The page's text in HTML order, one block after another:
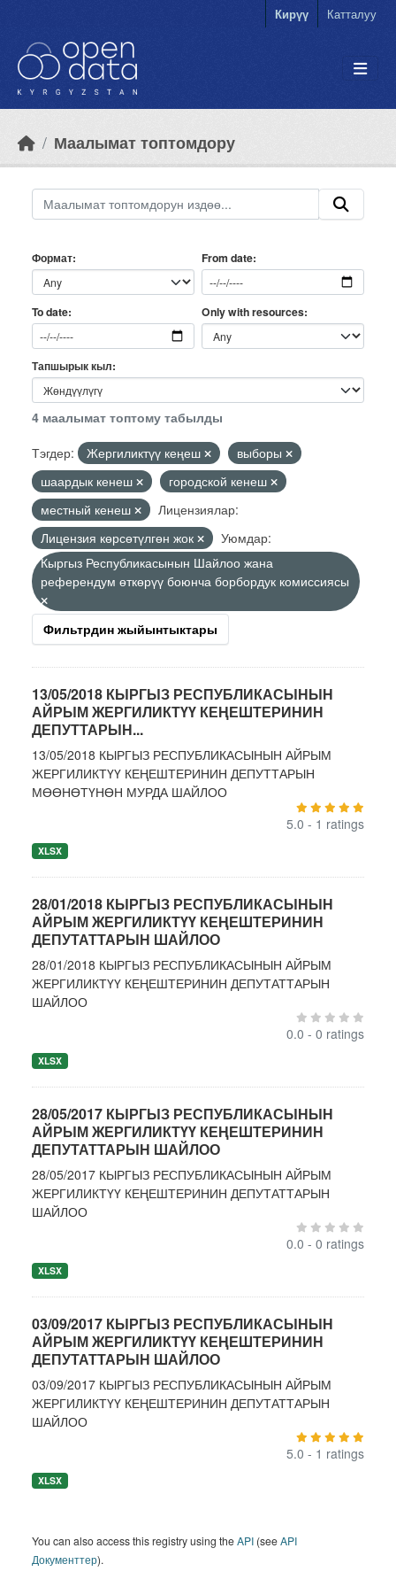
Кирүү Катталуу
Маалымат топтомдору
Формат From date
To date Only with resources
Тапшырык кыл
4 маалымат топтому табылды
Тэгдер:
Жергиликтүү кеңеш
выборы
шаардык кенеш
городской кенеш
местный кенеш
Лицензиялар:
Лицензия көрсөтүлгөн жок
Уюмдар:
Кыргыз Республикасынын Шайлоо жана
референдум өткөрүү боюнча борбордук комиссиясы
Фильтрдин жыйынтыктары
13/05/2018 КЫРГЫЗ РЕСПУБЛИКАСЫНЫН
АЙРЫМ ЖЕРГИЛИКТҮҮ КЕҢЕШТЕРИНИН
ДЕПУТТАРЫН...
13/05/2018 КЫРГЫЗ РЕСПУБЛИКАСЫНЫН АЙРЫМ
ЖЕРГИЛИКТҮҮ КЕҢЕШТЕРИНИН ДЕПУТТАРЫН
МӨӨНӨТҮНӨН МУРДА ШАЙЛОО
5.0 - 1 ratings
XLSX
28/01/2018 КЫРГЫЗ РЕСПУБЛИКАСЫНЫН
АЙРЫМ ЖЕРГИЛИКТҮҮ КЕҢЕШТЕРИНИН
ДЕПУТАТТАРЫН ШАЙЛОО
28/01/2018 КЫРГЫЗ РЕСПУБЛИКАСЫНЫН АЙРЫМ
ЖЕРГИЛИКТҮҮ КЕҢЕШТЕРИНИН ДЕПУТАТТАРЫН
ШАЙЛОО
0.0 - 0 ratings
XLSX
28/05/2017 КЫРГЫЗ РЕСПУБЛИКАСЫНЫН
АЙРЫМ ЖЕРГИЛИКТҮҮ КЕҢЕШТЕРИНИН
ДЕПУТАТТАРЫН ШАЙЛОО
28/05/2017 КЫРГЫЗ РЕСПУБЛИКАСЫНЫН АЙРЫМ
ЖЕРГИЛИКТҮҮ КЕҢЕШТЕРИНИН ДЕПУТАТТАРЫН
ШАЙЛОО
0.0 - 0 ratings
XLSX
03/09/2017 КЫРГЫЗ РЕСПУБЛИКАСЫНЫН
АЙРЫМ ЖЕРГИЛИКТҮҮ КЕҢЕШТЕРИНИН
ДЕПУТАТТАРЫН ШАЙЛОО
03/09/2017 КЫРГЫЗ РЕСПУБЛИКАСЫНЫН АЙРЫМ
ЖЕРГИЛИКТҮҮ КЕҢЕШТЕРИНИН ДЕПУТАТТАРЫН
ШАЙЛОО
5.0 - 1 ratings
XLSX
You can also access this registry using theAPI (seeAPI
Документтер).